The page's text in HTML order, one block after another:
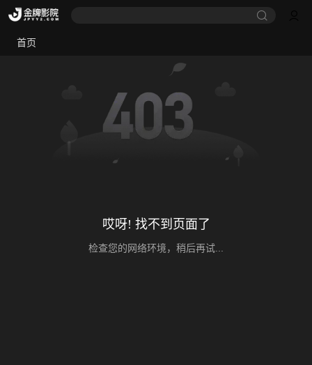
首页
哎呀! 找不到页面了
检查您的网络环境，稍后再试...